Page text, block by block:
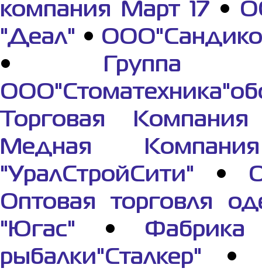
компания Март 17 •
"Деал" •
•
Группа
Торговая Компания
Медная Компания
"УралСтройСити" •
Оптовая торговля
"Югас" •
рыбалки"Сталкер" •